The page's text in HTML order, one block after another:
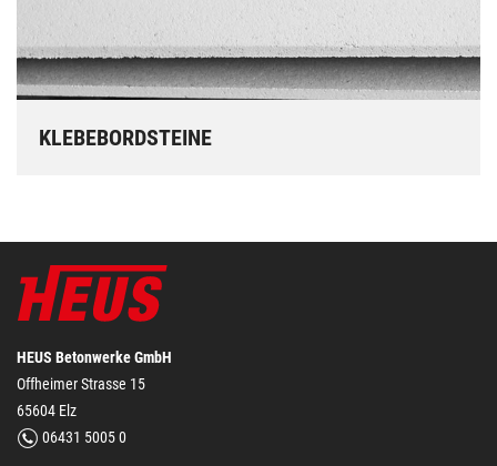
KLEBEBORDSTEINE
HEUS Betonwerke GmbH
Offheimer Strasse 15
65604 Elz
06431 5005 0